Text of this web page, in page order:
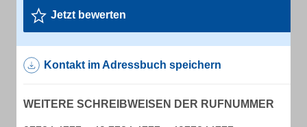
Jetzt bewerten
Kontakt im Adressbuch speichern
WEITERE SCHREIBWEISEN DER RUFNUMMER